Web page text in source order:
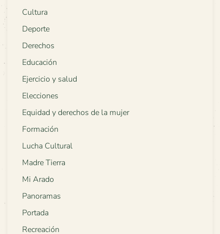
Cultura
Deporte
Derechos
Educación
Ejercicio y salud
Elecciones
Equidad y derechos de la mujer
Formación
Lucha Cultural
Madre Tierra
Mi Arado
Panoramas
Portada
Recreación